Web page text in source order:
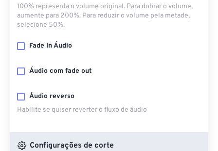
100% representa o volume original. Para dobrar o volume,
aumente para 200%. Para reduzir o volume pela metade,
selecione 50%.
Fade In Áudio
Áudio com fade out
Áudio reverso
Habilite se quiser reverter o fluxo de áudio
Configurações de corte